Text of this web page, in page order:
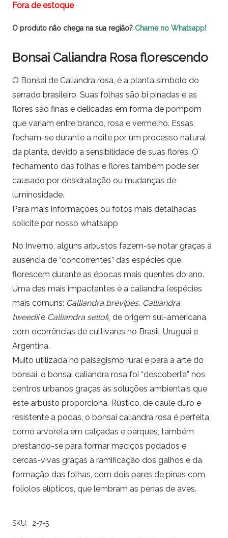
Fora de estoque
O produto não chega na sua região? Chame no Whatsapp!
Bonsai Caliandra Rosa florescendo
O Bonsai de Caliandra rosa, é a planta símbolo do
serrado brasileiro. Suas folhas são bi pinadas e as
flores são finas e delicadas em forma de pompom
que variam entre branco, rosa e vermelho. Essas,
fecham-se durante a noite por um processo natural
da planta, devido a sensibilidade de suas flores. O
fechamento das folhas e flores também pode ser
causado por desidratação ou mudanças de
luminosidade.
Para mais informações ou fotos mais detalhadas
solicite por nosso whatsapp
No Inverno, alguns arbustos fazem-se notar graças à
ausência de “concorrentes” das espécies que
florescem durante as épocas mais quentes do ano.
Uma das mais impactantes é a caliandra (espécies
mais comuns: Calliandra brevipes, Calliandra
tweediie Calliandra selloi), de origem sul-americana,
com ocorrências de cultivares no Brasil, Uruguai e
Argentina.
Muito utilizada no paisagismo rural e para a arte do
bonsai, o bonsai caliandra rosa foi “descoberta” nos
centros urbanos graças às soluções ambientais que
este arbusto proporciona. Rústico, de caule duro e
resistente a podas, o bonsai caliandra rosa é perfeita
como arvoreta em calçadas e parques, também
prestando-se para formar maciços podados e
cercas-vivas graças à ramificação dos galhos e da
formação das folhas, com dois pares de pinas com
folíolos elípticos, que lembram as penas de aves.
SKU: 2-7-5